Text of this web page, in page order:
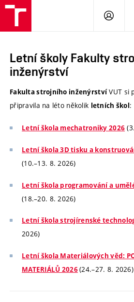
Letní školy Fakulty
inženýrství
Fakulta strojního inženýrstvíVUT si
připravila na léto několik letních škol :
Letní škola mechatroniky 2026
Letní škola 3D tisku a
(10.–13. 8. 2026)
Letní škola programování a
(18.–20. 8. 2026)
Letní škola strojírenské
2026)
Letní škola Materiálových věd:
MATERIÁLŮ 2026(24.–27. 8. 2026)